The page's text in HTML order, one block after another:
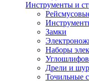
Инструменты и
Замки
Наборы
Дрели и
Точильные